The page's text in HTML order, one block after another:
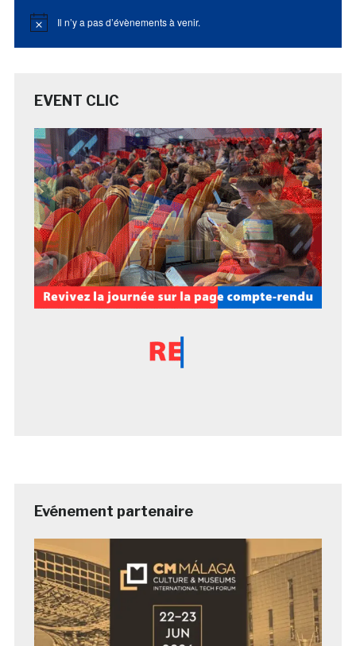
Notice Il n’y a pas d’évènements à venir.
EVENT CLIC
Evénement partenaire